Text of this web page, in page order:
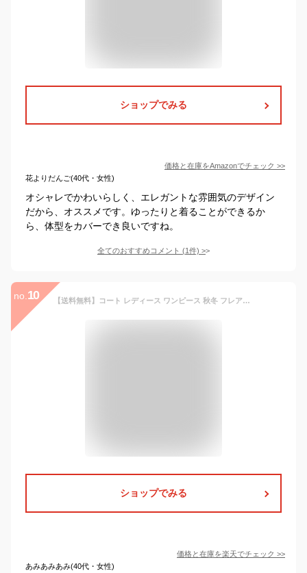
ショップでみる
価格と在庫をAmazonでチェック >>
花よりだんご(40代・女性)
オシャレでかわいらしく、エレガントな雰囲気のデザイン
だから、オススメです。ゆったりと着ることができるか
ら、体型をカバーでき良いですね。
全てのおすすめコメント (1件) >
no. 10 【送料無料】コート レディース ワンピース 秋冬 フレアコート ロングコート ダッフルコート 秋 冬 Aライン ニット ロング ジャケット アウター ミディアム丈 膝丈 ワンピ 長袖 大きいサイズ 体型カバー ゆったり ハイネック きれいめ カジュアル 春 かわいい シンプル 無地
ショップでみる
価格と在庫を楽天でチェック >>
あみあみあみ(40代・女性)